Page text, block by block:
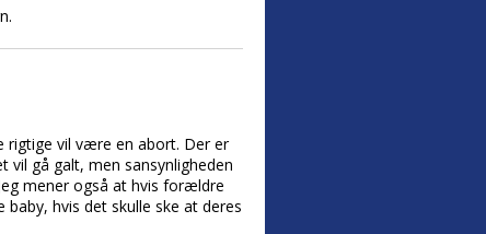
rigtige vil være en abort. Der er
gå galt, men sansynligheden
mener også at hvis forældre
hvis det skulle ske at deres